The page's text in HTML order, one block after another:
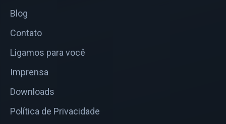
Blog
Contato
Ligamos para você
Imprensa
Downloads
Política de Privacidade